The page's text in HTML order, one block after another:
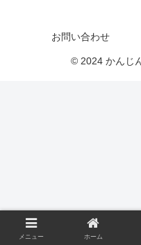
お問い合わせ
© 2024 かんじ
メニュー ホーム